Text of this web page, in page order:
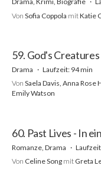
Von Sofia Coppola mitKatie
59. God's Creatures
Drama
Laufzeit: 94 min
Von Saela Davis, Anna Rose
Emily Watson
60. Past Lives - In
Romanze, Drama
Von Celine Song mit Greta